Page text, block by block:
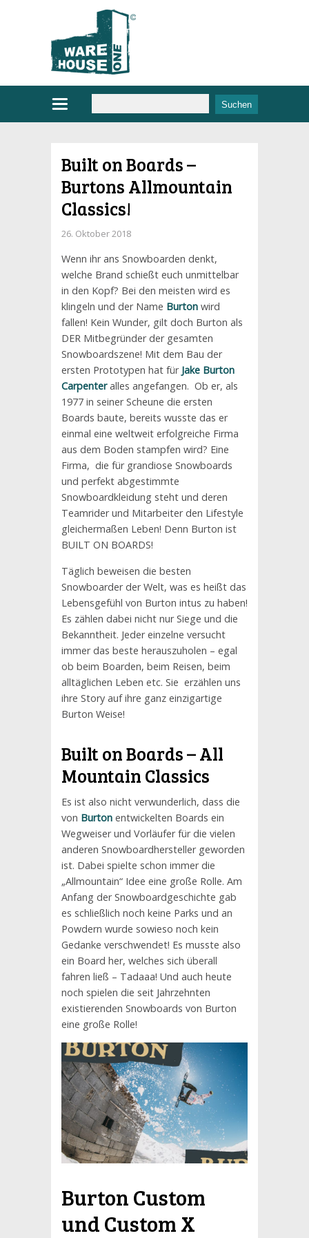
Built on Boards –
Burtons Allmountain
Classics!
26. Oktober 2018
Wenn ihr ans Snowboarden denkt,
welche Brand schießt euch unmittelbar
in den Kopf? Bei den meisten wird es
klingeln und der Name Burton wird
fallen! Kein Wunder, gilt doch Burton als
DER Mitbegründer der gesamten
Snowboardszene! Mit dem Bau der
ersten Prototypen hat für Jake Burton
Carpenteralles angefangen. Ob er, als
1977 in seiner Scheune die ersten
Boards baute, bereits wusste das er
einmal eine weltweit erfolgreiche Firma
aus dem Boden stampfen wird? Eine
Firma, die für grandiose Snowboards
und perfekt abgestimmte
Snowboardkleidung steht und deren
Teamrider und Mitarbeiter den Lifestyle
gleichermaßen Leben! Denn Burton ist
BUILT ON BOARDS!
Täglich beweisen die besten
Snowboarder der Welt, was es heißt das
Lebensgefühl von Burton intus zu haben!
Es zählen dabei nicht nur Siege und die
Bekanntheit. Jeder einzelne versucht
immer das beste herauszuholen – egal
ob beim Boarden, beim Reisen, beim
alltäglichen Leben etc. Sie erzählen uns
ihre Story auf ihre ganz einzigartige
Burton Weise!
Built on Boards – All
Mountain Classics
Es ist also nicht verwunderlich, dass die
von Burton entwickelten Boards ein
Wegweiser und Vorläufer für die vielen
anderen Snowboardhersteller geworden
ist. Dabei spielte schon immer die
„Allmountain“ Idee eine große Rolle. Am
Anfang der Snowboardgeschichte gab
es schließlich noch keine Parks und an
Powdern wurde sowieso noch kein
Gedanke verschwendet! Es musste also
ein Board her, welches sich überall
fahren ließ – Tadaaa! Und auch heute
noch spielen die seit Jahrzehnten
existierenden Snowboards von Burton
eine große Rolle!
Burton Custom
und Custom X